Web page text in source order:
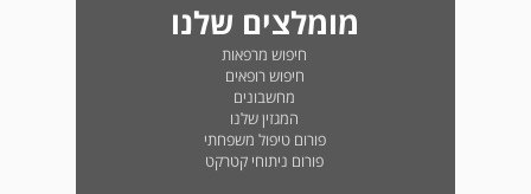
מומלצים שלנו
חיפוש מרפאות
חיפוש רופאים
מחשבונים
המגזין שלנו
פורום טיפול משפחתי
פורום ניתוחי קטרקט